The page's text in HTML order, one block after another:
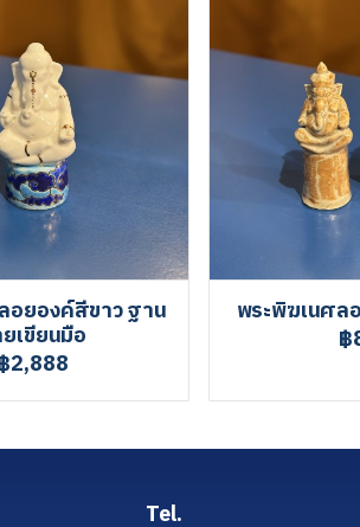
อยองค์สีขาว ฐาน
เขียนมือ
2,888
พระพิฆเนศล
฿
Tel.